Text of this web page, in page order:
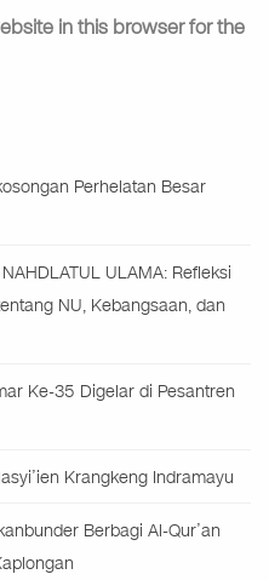
in this browser for the
Perhelatan Besar
ULAMA: Refleksi
NU, Kebangsaan, dan
Ke-35 Digelar di Pesantren
Krangkeng Indramayu
Berbagi Al-Qur’an